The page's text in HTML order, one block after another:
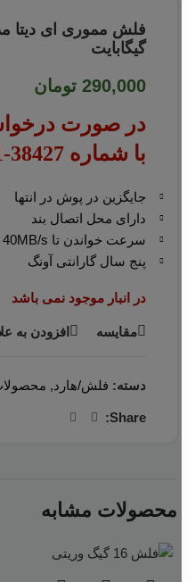
گیگابایت
290,000 تومان
در صورت
با شماره 38427-021 تماس بگیرید.
جایگزین در پوش در انتها
دارای محل اتصال بند
سرعت خواندن تا 40MB/s و نوشتن تا 10MB/s
پنج سال گارانتی آونگ
در انبار موجود نمی باشد
مقایسه افزودن به
دسته: فلش/هارد ,
Share:
محصولات مشابه